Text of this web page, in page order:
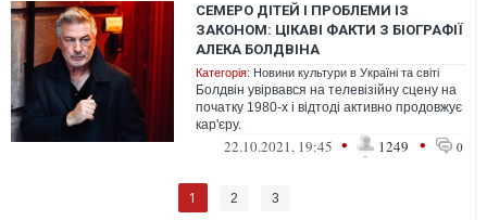
СЕМЕРО ДІТЕЙ І ПРОБЛЕМИ ІЗ
ЗАКОНОМ: ЦІКАВІ ФАКТИ З БІОГРАФІЇ
АЛЕКА БОЛДВІНА
Категорія: Новини культури в Україні та світі
Болдвін увірвався на телевізійну сцену на
початку 1980-х і відтоді активно продовжує
кар'єру.
22.10.2021, 19:45 • 1249 • 0
1 2 3